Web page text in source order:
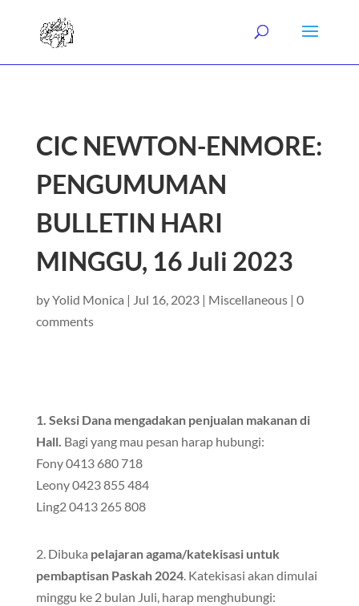
CIC NEWTON-ENMORE:
PENGUMUMAN
BULLETIN HARI
MINGGU, 16 Juli 2023
byYolid Monica | Jul 16, 2023| Miscellaneous| 0
comments
1. Seksi Dana mengadakan penjualan makanan di
Hall. Bagi yang mau pesan harap hubungi:
Fony 0413 680 718
Leony 0423 855 484
Ling2 0413 265 808
2. Dibuka pelajaran agama/katekisasi untuk
pembaptisan Paskah 2024. Katekisasi akan dimulai
minggu ke 2 bulan Juli, harap menghubungi: